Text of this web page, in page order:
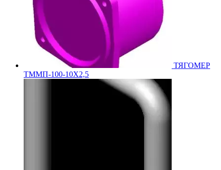
ТЯГОМЕР
ТММП-100-10Х2,5